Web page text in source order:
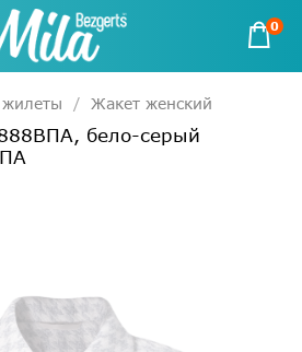
0
Жакет женский
бело-серый